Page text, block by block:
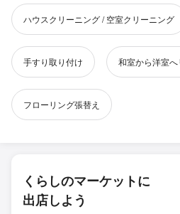
ハウスクリーニング / 空室クリーニング
手すり取り付け 和室から洋室
フローリング張替え
くらしのマーケットに
出店しよう